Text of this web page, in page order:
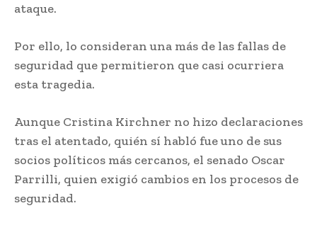
ataque.
Por ello, lo consideran una más de las fallas de
seguridad que permitieron que casi ocurriera
esta tragedia.
Aunque Cristina Kirchner no hizo declaraciones
tras el atentado, quién sí habló fue uno de sus
socios políticos más cercanos, el senado Oscar
Parrilli, quien exigió cambios en los procesos de
seguridad.